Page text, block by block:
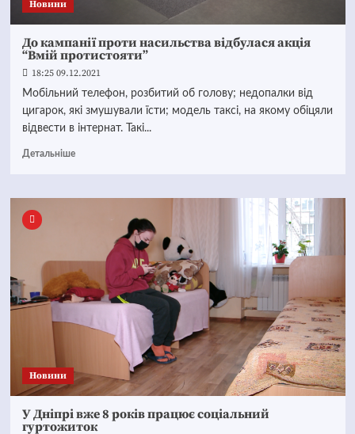
Новини
До кампанії проти насильства відбулася акція
“Вмій протистояти”
18:25 09.12.2021
Мобільний телефон, розбитий об голову; недопалки від
цигарок, які змушували їсти; модель таксі, на якому обіцяли
відвести в інтернат. Такі...
Детальніше
Новини
У Дніпрі вже 8 років працює соціальний
гуртожиток